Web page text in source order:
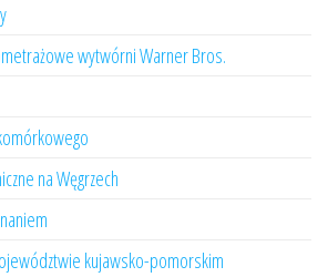
wytwórni Warner Bros.
na Węgrzech
kujawsko-pomorskim